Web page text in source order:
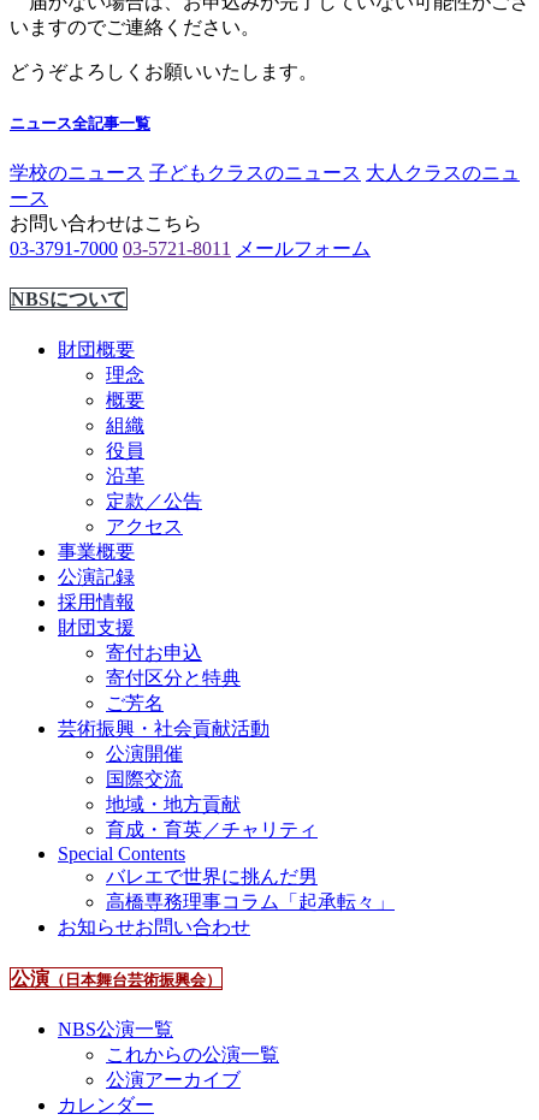
いますのでご連絡ください。
どうぞよろしくお願いいたします。
ニュース全記事一覧
学校のニュース 子どもクラスのニュース 大人クラスのニュ
ース
お問い合わせはこちら
03-3791-7000 03-5721-8011 メールフォーム
NBSについて
財団概要
理念
概要
組織
役員
沿革
定款／公告
アクセス
事業概要
公演記録
採用情報
財団支援
寄付お申込
寄付区分と特典
ご芳名
芸術振興・社会貢献活動
公演開催
国際交流
地域・地方貢献
育成・育英／チャリティ
Special Contents
バレエで世界に挑んだ男
高橋専務理事コラム「起承転々」
お知らせお問い合わせ
公演 （日本舞台芸術振興会）
NBS公演一覧
これからの公演一覧
公演アーカイブ
カレンダー